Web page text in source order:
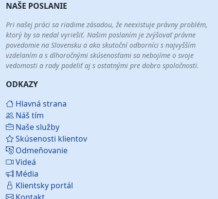
NAŠE POSLANIE
Pri našej práci sa riadime zásadou, že neexistuje právny problém,
ktorý by sa nedal vyriešiť. Našim poslaním je zvýšovať právne
povedomie na Slovensku a ako skutoční odborníci s najvyšším
vzdelaním a s dlhoročnými skúsenosťami sa nebojíme o svoje
vedomosti a rady podeliť aj s ostatnými pre dobro spoločnosti.
ODKAZY
Hlavná strana
Náš tím
Naše služby
Skúsenosti klientov
Odmeňovanie
Videá
Média
Klientsky portál